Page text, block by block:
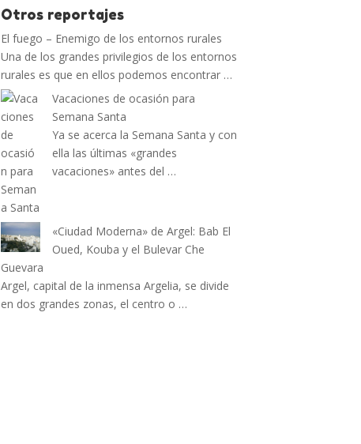
Otros reportajes
El fuego – Enemigo de los entornos rurales
Una de los grandes privilegios de los entornos
rurales es que en ellos podemos encontrar …
Vacaciones de ocasión para
Semana Santa
Ya se acerca la Semana Santa y con
ella las últimas «grandes
vacaciones» antes del …
«Ciudad Moderna» de Argel: Bab El
Oued, Kouba y el Bulevar Che
Guevara
Argel, capital de la inmensa Argelia, se divide
en dos grandes zonas, el centro o …